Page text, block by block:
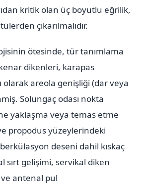
kritik olan üç boyutlu eğrilik,
çıkarılmalıdır.
ötesinde, tür tanımlama
dikenleri, karapas
olarak areola genişliği (dar veya
Solungaç odası nokta
yaklaşma veya temas etme
propodus yüzeylerindeki
deseni dahil kıskaç
sırt gelişimi, servikal diken
ve antenal pul